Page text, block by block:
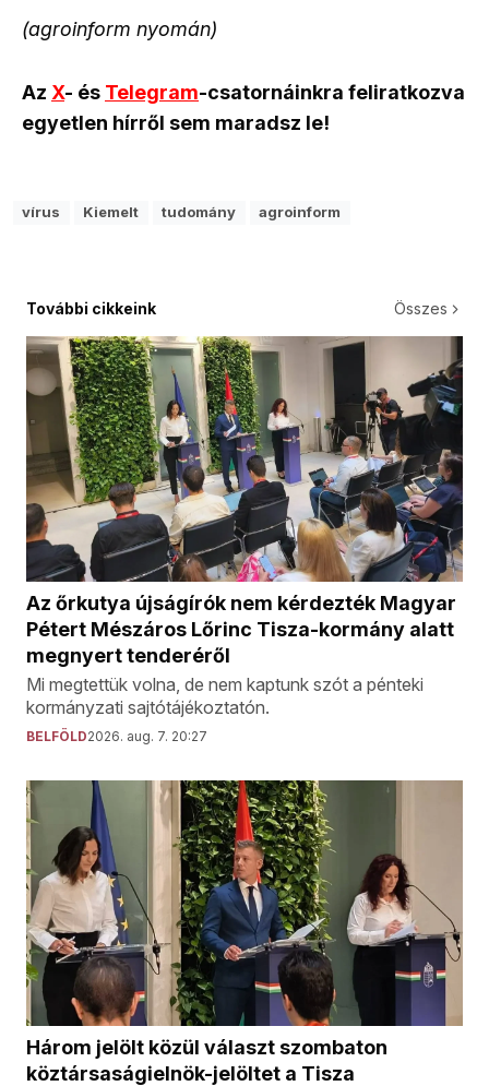
(agroinform nyomán)
Az X- és Telegram-csatornáinkra feliratkozva
egyetlen hírről sem maradsz le!
vírus Kiemelt tudomány agroinform
További cikkeink Összes
Az őrkutya újságírók nem kérdezték Magyar
Pétert Mészáros Lőrinc Tisza-kormány alatt
megnyert tenderéről
Mi megtettük volna, de nem kaptunk szót a pénteki
kormányzati sajtótájékoztatón.
BELFÖLD2026. aug. 7. 20:27
Három jelölt közül választ szombaton
köztársaságielnök-jelöltet a Tisza